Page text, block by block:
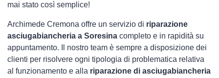
mai stato così semplice!
Archimede Cremona offre un servizio di riparazione
asciugabiancheria a Soresina completo e in rapidità su
appuntamento. Il nostro team è sempre a disposizione dei
clienti per risolvere ogni tipologia di problematica relativa
al funzionamento e alla riparazione di asciugabiancheria